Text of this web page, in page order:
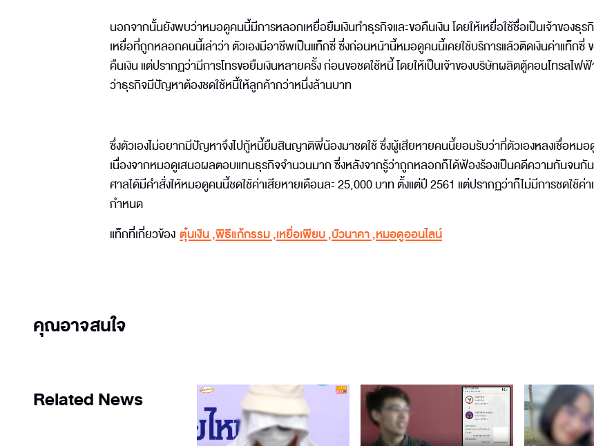
นอกจากนั้นยังพบว่าหมอดูคนนี้มีการหลอกเหยื่อยืมเงินทำธุรกิจและขอคืนเงิน โดยให้เหยื่อใช้ชื่อเป็นเจ้าของธุร
เหยื่อที่ถูกหลอกคนนี้เล่าว่า ตัวเองมีอาชีพเป็นแท็กซี่ ซึ่งก่อนหน้านี้หมอดูคนนี้เคยใช้บริการแล้วติดเงินค่าแท็กซี่
คืนเงิน แต่ปรากฏว่ามีการโทรขอยืมเงินหลายครั้ง ก่อนขอชดใช้หนี้ โดยให้เป็นเจ้าของบริษัทผลิตตู้คอนโทรลไฟ
ว่าธุรกิจมีปัญหาต้องชดใช้หนี้ให้ลูกค้ากว่าหนึ่งล้านบาท
ซึ่งตัวเองไม่อยากมีปัญหาจึงไปกู้หนี้ยืมสินญาติพี่น้องมาชดใช้ ซึ่งผู้เสียหายคนนี้ยอมรับว่าที่ตัวเองหลงเชื่อหม
เนื่องจากหมอดูเสนอผลตอบแทนธุรกิจจำนวนมาก ซึ่งหลังจากรู้ว่าถูกหลอกก็ได้ฟ้องร้องเป็นคดีความกันจนกั
ศาลได้มีคำสั่งให้หมอดูคนนี้ชดใช้ค่าเสียหายเดือนละ 25,000 บาท ตั้งแต่ปี 2561 แต่ปรากฏว่าก็ไม่มีการชดใช้ค่
กำหนด
แท็กที่เกี่ยวข้อง ตุ๋นเงิน,พิธีแก้กรรม,เหยื่อเพียบ,บัวนาคา,หมอดูออนไลน์
คุณอาจสนใจ
Related News